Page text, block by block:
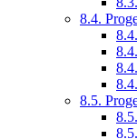
8.4.
8.5.